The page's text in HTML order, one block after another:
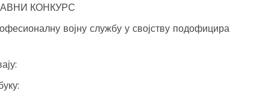
КОНКУРС
војну службу у својству подофицира